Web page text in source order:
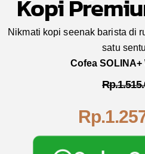
Kopi
Nikmati kopi seenak barista di
satu
Cofea SOLINA+